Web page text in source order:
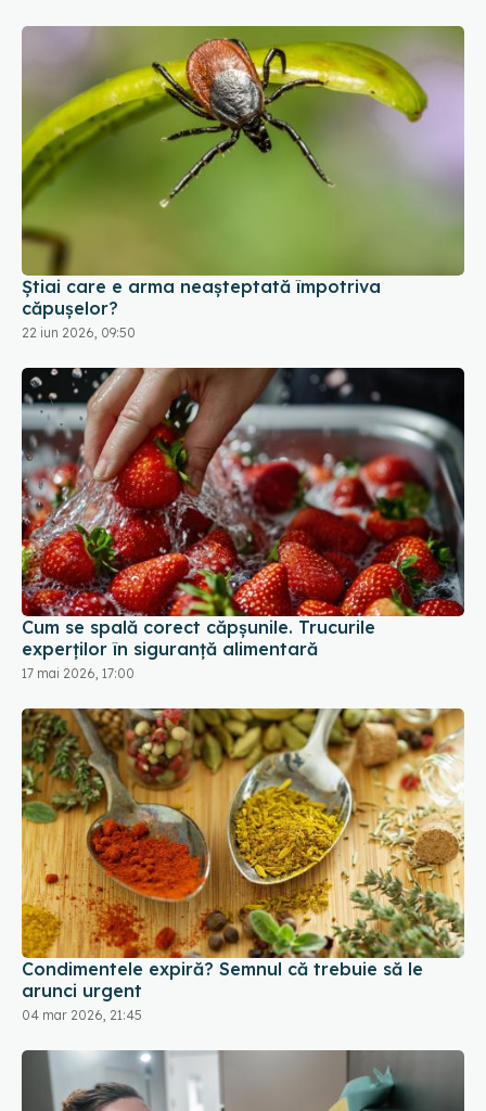
Știai care e arma neașteptată împotriva
căpușelor?
22 iun 2026, 09:50
Cum se spală corect căpșunile. Trucurile
experților în siguranță alimentară
17 mai 2026, 17:00
Condimentele expiră? Semnul că trebuie să le
arunci urgent
04 mar 2026, 21:45